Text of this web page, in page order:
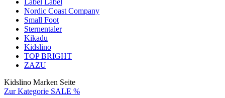
Label Label
Nordic Coast Company
Small Foot
Sternentaler
Kikadu
Kidslino
TOP BRIGHT
ZAZU
Kidslino Marken Seite
Zur Kategorie SALE %